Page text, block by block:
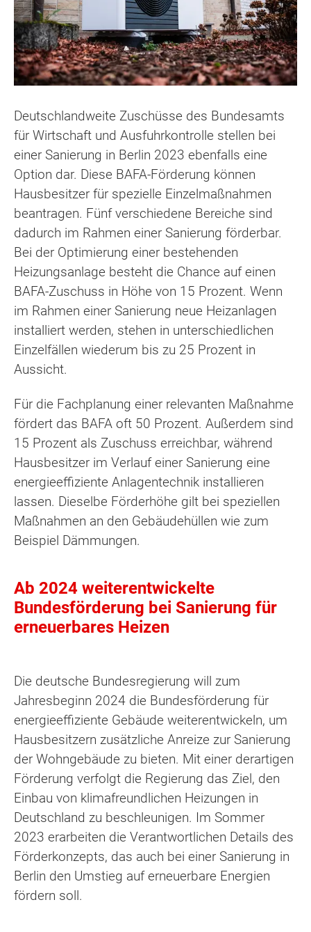
Deutschlandweite Zuschüsse des Bundesamts
für Wirtschaft und Ausfuhrkontrolle stellen bei
einer Sanierung in Berlin 2023 ebenfalls eine
Option dar. Diese BAFA-Förderung können
Hausbesitzer für spezielle Einzelmaßnahmen
beantragen. Fünf verschiedene Bereiche sind
dadurch im Rahmen einer Sanierung förderbar.
Bei der Optimierung einer bestehenden
Heizungsanlage besteht die Chance auf einen
BAFA-Zuschuss in Höhe von 15 Prozent. Wenn
im Rahmen einer Sanierung neue Heizanlagen
installiert werden, stehen in unterschiedlichen
Einzelfällen wiederum bis zu 25 Prozent in
Aussicht.
Für die Fachplanung einer relevanten Maßnahme
fördert das BAFA oft 50 Prozent. Außerdem sind
15 Prozent als Zuschuss erreichbar, während
Hausbesitzer im Verlauf einer Sanierung eine
energieeffiziente Anlagentechnik installieren
lassen. Dieselbe Förderhöhe gilt bei speziellen
Maßnahmen an den Gebäudehüllen wie zum
Beispiel Dämmungen.
Ab 2024 weiterentwickelte
Bundesförderung bei Sanierung für
erneuerbares Heizen
Die deutsche Bundesregierung will zum
Jahresbeginn 2024 die Bundesförderung für
energieeffiziente Gebäude weiterentwickeln, um
Hausbesitzern zusätzliche Anreize zur Sanierung
der Wohngebäude zu bieten. Mit einer derartigen
Förderung verfolgt die Regierung das Ziel, den
Einbau von klimafreundlichen Heizungen in
Deutschland zu beschleunigen. Im Sommer
2023 erarbeiten die Verantwortlichen Details des
Förderkonzepts, das auch bei einer Sanierung in
Berlin den Umstieg auf erneuerbare Energien
fördern soll.